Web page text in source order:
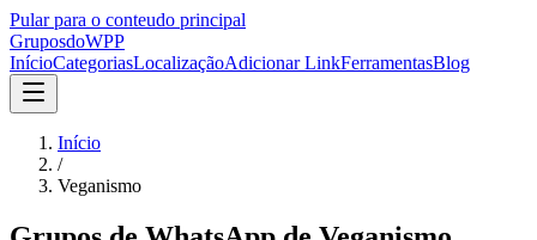
Pular para o conteudo principal
GruposdoWPP
InícioCategoriasLocalizaçãoAdicionar LinkFerramentasBlog
Início
/
Veganismo